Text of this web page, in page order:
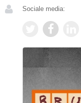
Sociale media: